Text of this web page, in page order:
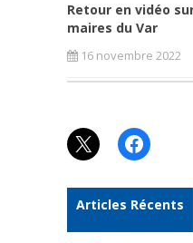
Retour en vidéo
maires du Var
16 novembre 2022
X
Articles Récents